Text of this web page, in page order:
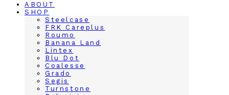
ABOUT
SHOP
Steelcase
FRK Careplus
Roumo
Banana Land
Lintex
Blu Dot
Coalesse
Grado
Segis
Turnstone